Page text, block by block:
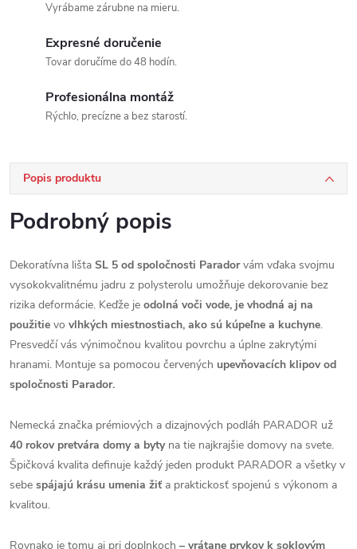
Vyrábame zárubne na mieru.
Expresné doručenie
Tovar doručíme do 48 hodín.
Profesionálna montáž
Rýchlo, precízne a bez starostí.
Popis produktu
Podrobný popis
Dekoratívna lišta SL 5 od spoločnosti Paradorvám vďaka svojmu
vysokokvalitnému jadru z polysterolu umožňuje dekorovanie bez
rizika deformácie. Keďže je odolná voči vode, je vhodná aj na
použitie vo vlhkých miestnostiach, ako sú kúpeľne a kuchyne.
Presvedčí vás výnimočnou kvalitou povrchu a úplne zakrytými
hranami. Montuje sa pomocou červených upevňovacích klipov od
spoločnosti Parador.
Nemecká značka prémiových a dizajnových podláh PARADOR už
40 rokov pretvára domy a byty na tie najkrajšie domovy na svete.
Špičková kvalita definuje každý jeden produkt PARADOR a všetky v
sebe spájajú krásu umenia žiť a praktickosť spojenú s výkonom a
kvalitou.
Rovnako je tomu aj pri doplnkoch – vrátane prvkov k soklovým